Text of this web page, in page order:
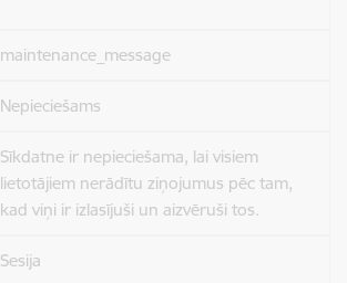
maintenance_message
Nepieciešams
Sīkdatne ir nepieciešama, lai visiem
lietotājiem nerādītu ziņojumus pēc tam,
kad viņi ir izlasījuši un aizvēruši tos.
Sesija